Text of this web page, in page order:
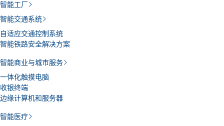
智能工厂
智能交通系统
自适应交通控制系统
智能铁路安全解决方案
智能商业与城市服务
一体化触摸电脑
收银终端
边缘计算机和服务器
智能医疗